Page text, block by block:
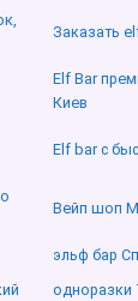
Заказать
Elf Bar
Киев
Elf bar с
Вейп шоп
эльф бар
одноразки